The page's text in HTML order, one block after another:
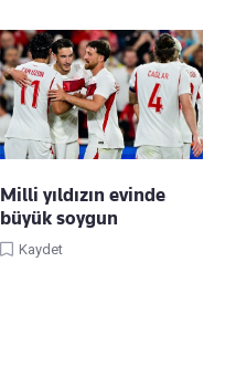
Milli yıldızın evinde
büyük soygun
Kaydet